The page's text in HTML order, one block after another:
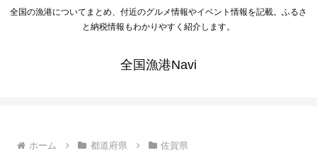
全国の漁港についてまとめ、付近のグルメ情報やイベント情報を記載。ふるさ
と納税情報もわかりやすく紹介します。
全国漁港Navi
ホーム 都道府県 佐賀県